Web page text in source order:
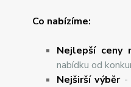
Co nabízíme:
Nejlepší ceny
nabídku od
Nejširšívýběr-